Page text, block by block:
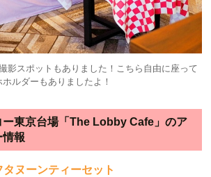
影スポットもありました！こちら自由に座って
ルダーもありましたよ！
東京台場「The Lobby Cafe」のア
情報
ヌーンティーセット